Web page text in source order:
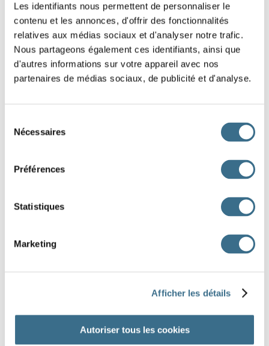
Les identifiants nous permettent de personnaliser le
contenu et les annonces, d'offrir des fonctionnalités
relatives aux médias sociaux et d'analyser notre trafic.
Nous partageons également ces identifiants, ainsi que
d'autres informations sur votre appareil avec nos
partenaires de médias sociaux, de publicité et d'analyse.
Nécessaires
Préférences
Statistiques
Marketing
Afficher les détails
Autoriser tous les cookies
sa ceinture ces femmes
ce cheval la pluie
les nuages des couvertures
masculin singulier
féminin pluriel